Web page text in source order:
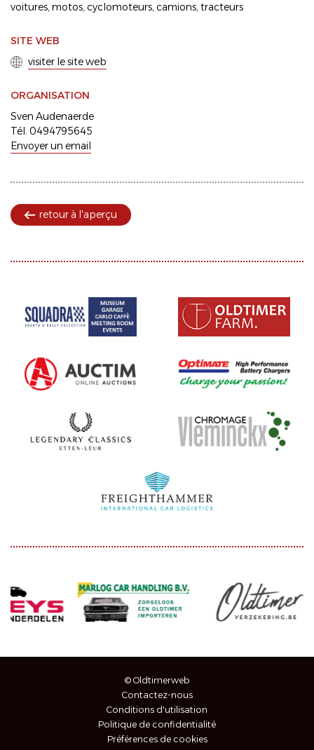
voitures motos cyclomoteurs camions tracteurs
SITE WEB
visiter le site web
ORGANISATION
Sven Audenaerde
Tél. 0494795645
Envoyer un email
retour à l'aperçu
© Oldtimerweb
Contactez-nous
Conditions d'utilisation
Politique de confidentialité
Préférences de cookies